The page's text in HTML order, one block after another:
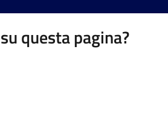
questa pagina?